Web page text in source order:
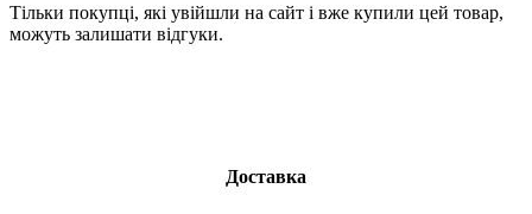
Тільки покупці, які увійшли на сайт і вже купили цей товар,
можуть залишати відгуки.
Доставка